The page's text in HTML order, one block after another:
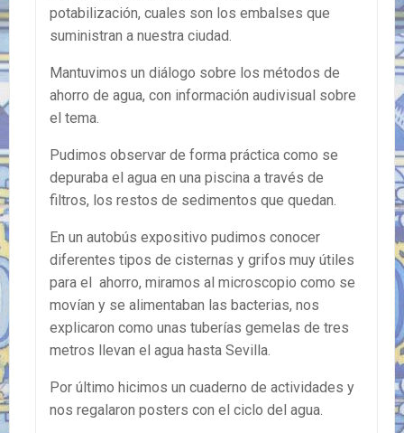
potabilización, cuales son los embalses que
suministran a nuestra ciudad.
Mantuvimos un diálogo sobre los métodos de
ahorro de agua, con información audivisual sobre
el tema.
Pudimos observar de forma práctica como se
depuraba el agua en una piscina a través de
filtros, los restos de sedimentos que quedan.
En un autobús expositivo pudimos conocer
diferentes tipos de cisternas y grifos muy útiles
para el ahorro, miramos al microscopio como se
movían y se alimentaban las bacterias, nos
explicaron como unas tuberías gemelas de tres
metros llevan el agua hasta Sevilla.
Por último hicimos un cuaderno de actividades y
nos regalaron posters con el ciclo del agua.